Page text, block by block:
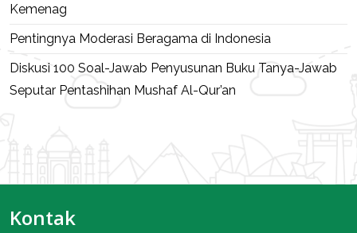
Kemenag
Pentingnya Moderasi Beragama di Indonesia
Diskusi 100 Soal-Jawab Penyusunan Buku Tanya-Jawab
Seputar Pentashihan Mushaf Al-Qur’an
Kontak